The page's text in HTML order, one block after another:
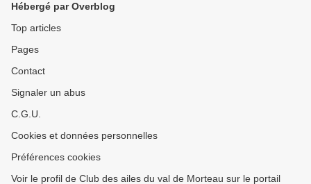
Hébergé par Overblog
Top articles
Pages
Contact
Signaler un abus
C.G.U.
Cookies et données personnelles
Préférences cookies
Voir le profil de Club des ailes du val de Morteau sur le portail